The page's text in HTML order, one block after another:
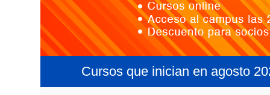
Cursos que inician en agosto